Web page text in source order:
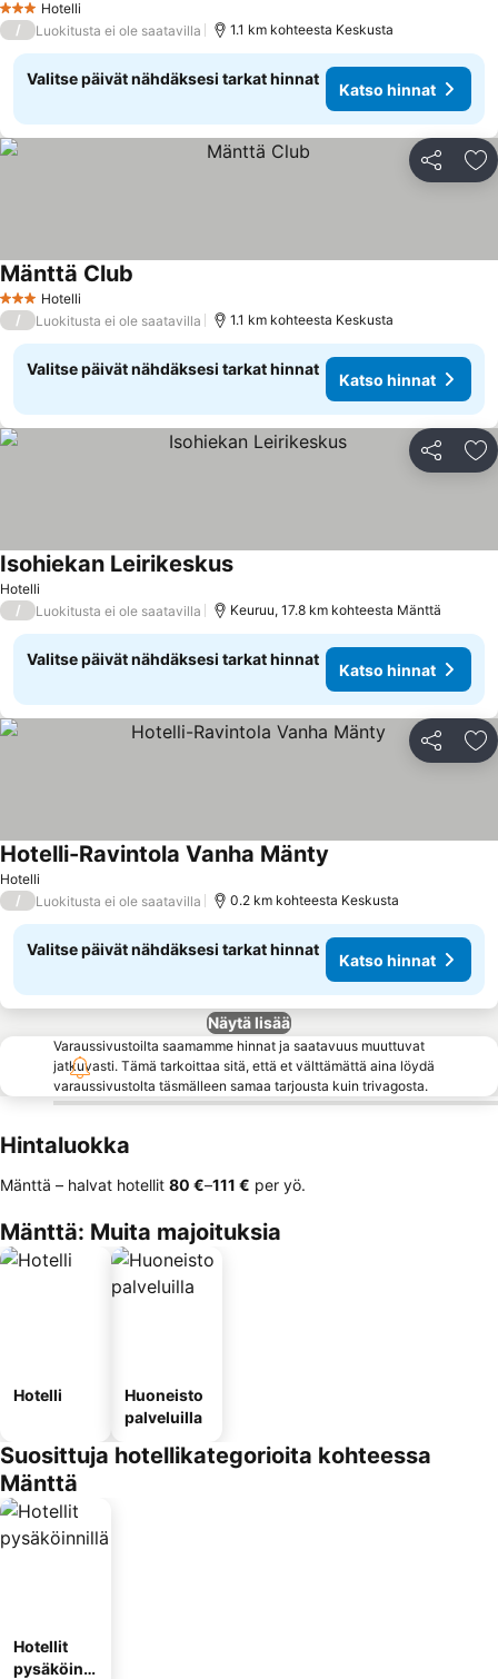
3 Tähtiluokitus
Hotelli
/
Luokitusta ei ole saatavilla 1.1 km kohteesta Keskusta
Valitse päivät nähdäksesi tarkat hinnat
Katso hinnat
Jaa
3 Tähtiluokitus
Hotelli
Mänttä Club
/ Luokitusta ei ole saatavilla 1.1 km kohteesta Keskusta
Valitse päivät nähdäksesi tarkat hinnat
Katso hinnat
Jaa
Hotelli
Isohiekan Leirikeskus
/ Luokitusta ei ole saatavilla Keuruu, 17.8 km kohteesta Mänttä
Valitse päivät nähdäksesi tarkat hinnat
Katso hinnat
Jaa
Hotelli
Hotelli-Ravintola Vanha Mänty
/ Luokitusta ei ole saatavilla 0.2 km kohteesta Keskusta
Valitse päivät nähdäksesi tarkat hinnat
Katso hinnat
Näytä lisää
Varaussivustoilta saamamme hinnat ja saatavuus muuttuvat
jatkuvasti. Tämä tarkoittaa sitä, että et välttämättä aina löydä
varaussivustolta täsmälleen samaa tarjousta kuin trivagosta.
Hintaluokka
Mänttä – halvat hotellit ‎80 €–‎111 € per yö.
Mänttä: Muita majoituksia
Hotelli
Huoneisto
palveluilla
Suosittuja hotellikategorioita kohteessa
Mänttä
Hotellit
pysäköinni